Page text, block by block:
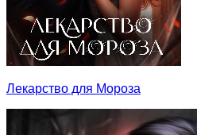
Лекарство для Мороза